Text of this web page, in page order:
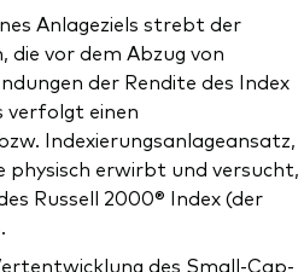
Anlageziels strebt der
die vor dem Abzug von
der Rendite des Index
verfolgt einen
Indexierungsanlageansatz,
physisch erwirbt und versucht,
Russell 2000® Index (der
des Small-Cap-